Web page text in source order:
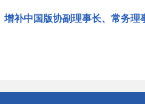
补中国版协副理事长、常务理